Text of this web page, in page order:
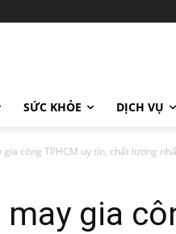
SỨC KHỎE DỊCH VỤ
gia công TPHCM uy tín, chất lượng
gia